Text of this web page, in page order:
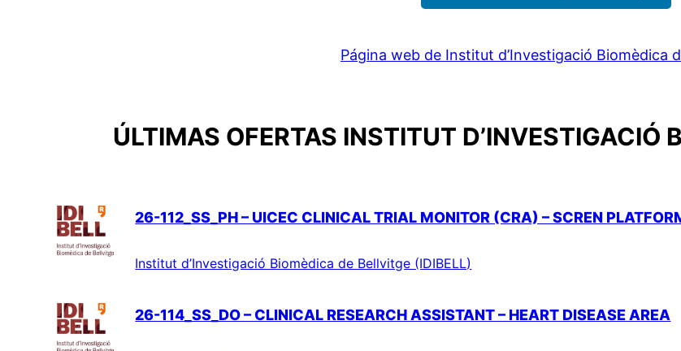
Página web de Institut d’Investigació Biomèdica
ÚLTIMAS OFERTAS INSTITUT D’INVESTIGACIÓ
26-112_SS_PH – UICEC CLINICAL TRIAL MONITOR (CRA) – SCREN
Institut d’Investigació Biomèdica de Bellvitge (IDIBELL)
26-114_SS_DO – CLINICAL RESEARCH ASSISTANT – HEART DISEASE AREA